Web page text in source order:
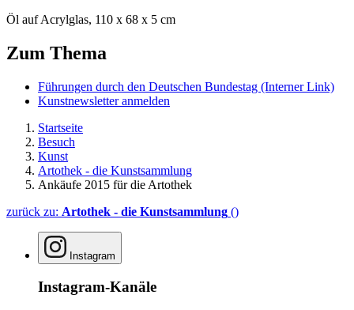
Öl auf Acrylglas, 110 x 68 x 5 cm
Zum Thema
Führungen durch den Deutschen Bundestag (Interner Link)
Kunstnewsletter anmelden
Startseite
Besuch
Kunst
Artothek - die Kunstsammlung
Ankäufe 2015 für die Artothek
zurück zu: Artothek - die Kunstsammlung ()
Instagram
Instagram-Kanäle